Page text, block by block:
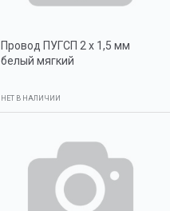
Провод ПУГСП 2 х 1,5 мм
белый мягкий
НЕТ В НАЛИЧИИ